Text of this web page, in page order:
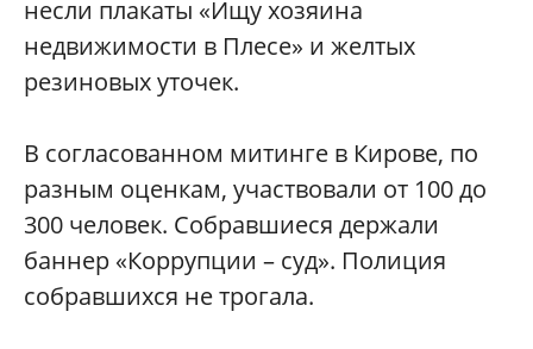
несли плакаты «Ищу хозяина
недвижимости в Плесе» и желтых
резиновых уточек.
В согласованном митинге в Кирове, по
разным оценкам, участвовали от 100 до
300 человек. Собравшиеся держали
баннер «Коррупции – суд». Полиция
собравшихся не трогала.